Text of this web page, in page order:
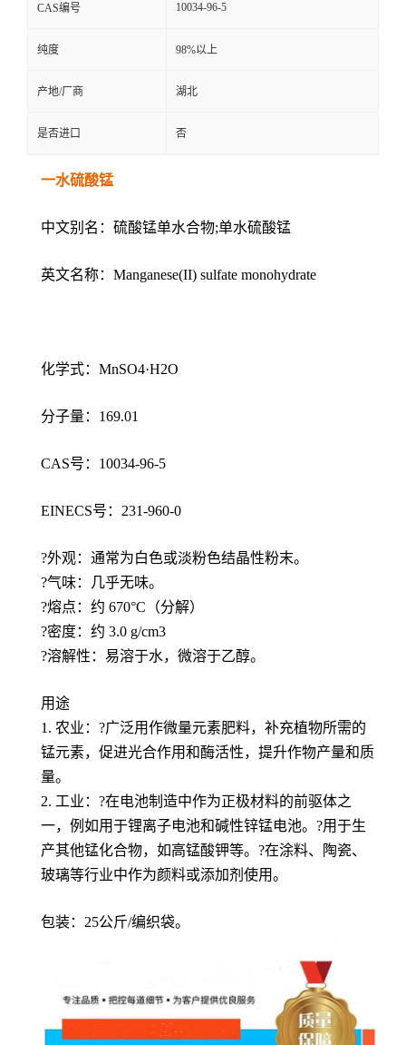
CAS编号 10034-96-5
纯度 98%以上
产地/厂商 湖北
是否进口 否
一水硫酸锰
中文别名：硫酸锰单水合物;单水硫酸锰
英文名称：Manganese(II) sulfate monohydrate
化学式：MnSO4·H2O
分子量：169.01
CAS号：10034-96-5
EINECS号：231-960-0
?外观：通常为白色或淡粉色结晶性粉末。
?气味：几乎无味。
?熔点：约 670°C（分解）
?密度：约 3.0 g/cm3
?溶解性：易溶于水，微溶于乙醇。
用途
1. 农业：?广泛用作微量元素肥料，补充植物所需的
锰元素，促进光合作用和酶活性，提升作物产量和质
量。
2. 工业：?在电池制造中作为正极材料的前驱体之
一，例如用于锂离子电池和碱性锌锰电池。?用于生
产其他锰化合物，如高锰酸钾等。?在涂料、陶瓷、
玻璃等行业中作为颜料或添加剂使用。
包装：25公斤/编织袋。